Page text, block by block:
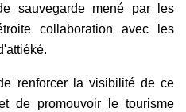
sauvegarde mené par les
collaboration avec les
renforcer la visibilité de ce
de promouvoir le tourisme